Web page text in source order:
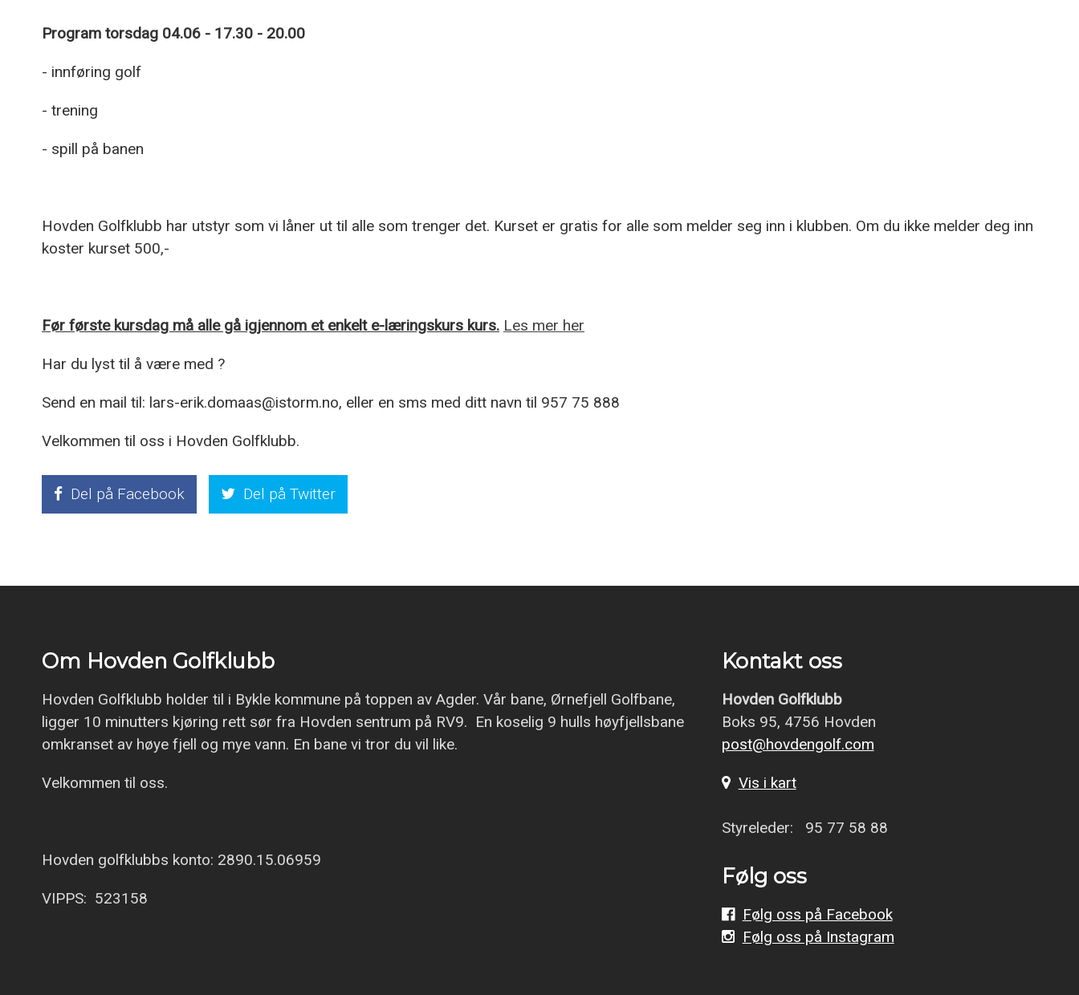
Program torsdag 04.06 - 17.30 - 20.00
- innføring golf
- trening
- spill på banen
Hovden Golfklubb har utstyr som vi låner ut til alle som trenger det. Kurset er gratis for alle som melder seg inn i klubben. Om du ikke melder deg inn
koster kurset 500,-
Før første kursdag må alle gå igjennom et enkelt e-læringskurs kurs. Les mer her
Har du lyst til å være med ?
Send en mail til: lars-erik.domaas@istorm.no, eller en sms med ditt navn til 957 75 888
Velkommen til oss i Hovden Golfklubb.
Del på Facebook Del på Twitter
Om Hovden Golfklubb
Hovden Golfklubb holder til i Bykle kommune på toppen av Agder. Vår bane, Ørnefjell Golfbane,
ligger 10 minutters kjøring rett sør fra Hovden sentrum på RV9. En koselig 9 hulls høyfjellsbane
omkranset av høye fjell og mye vann. En bane vi tror du vil like.
Velkommen til oss.
Hovden golfklubbs konto: 2890.15.06959
VIPPS: 523158
Kontakt oss
Hovden Golfklubb
Boks 95, 4756 Hovden
post@hovdengolf.com
Vis i kart
Styreleder: 95 77 58 88
Følg oss
Følg oss på Facebook
Følg oss på Instagram